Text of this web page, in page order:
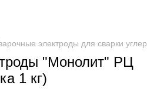
электроды для сварки
"Монолит" РЦ
1 кг)